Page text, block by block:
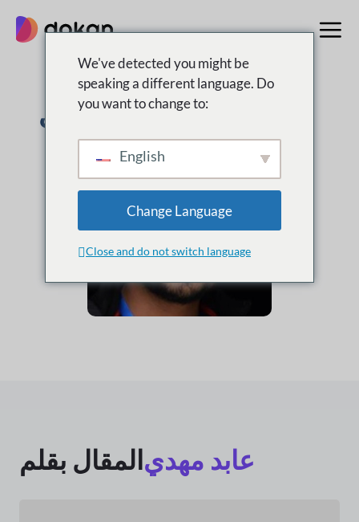
إلى
المحتوى
عابد مهدي
المقال بقلمعابد مهدي
We've detected you might be
speaking a different language. Do
you want to change to:
English
Change Language
Close and do not switch language